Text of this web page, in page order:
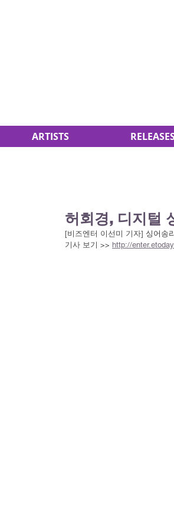
ARTISTS
허회경, 디지털
[비즈엔터 이선미 기자] 싱어송
기사 보기 >> http://